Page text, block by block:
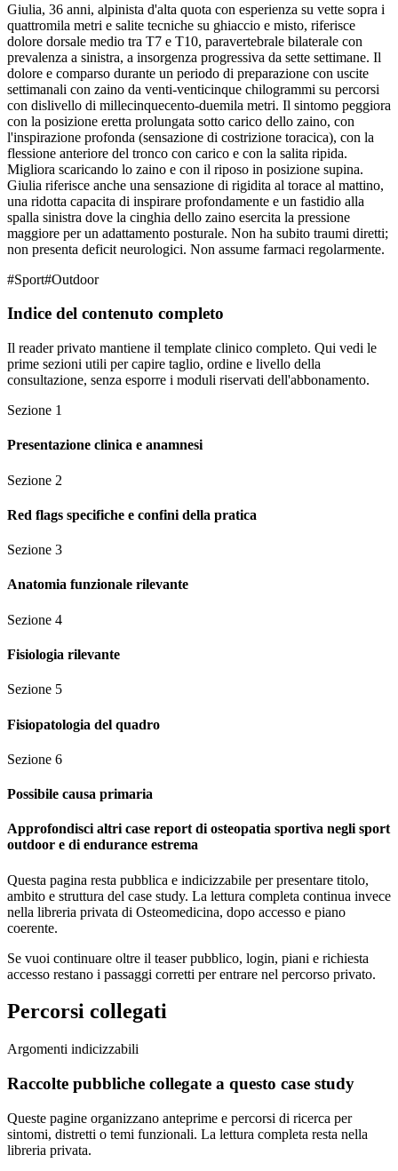
Giulia, 36 anni, alpinista d'alta quota con esperienza su vette sopra i
quattromila metri e salite tecniche su ghiaccio e misto, riferisce
dolore dorsale medio tra T7 e T10, paravertebrale bilaterale con
prevalenza a sinistra, a insorgenza progressiva da sette settimane. Il
dolore e comparso durante un periodo di preparazione con uscite
settimanali con zaino da venti-venticinque chilogrammi su percorsi
con dislivello di millecinquecento-duemila metri. Il sintomo peggiora
con la posizione eretta prolungata sotto carico dello zaino, con
l'inspirazione profonda (sensazione di costrizione toracica), con la
flessione anteriore del tronco con carico e con la salita ripida.
Migliora scaricando lo zaino e con il riposo in posizione supina.
Giulia riferisce anche una sensazione di rigidita al torace al mattino,
una ridotta capacita di inspirare profondamente e un fastidio alla
spalla sinistra dove la cinghia dello zaino esercita la pressione
maggiore per un adattamento posturale. Non ha subito traumi diretti;
non presenta deficit neurologici. Non assume farmaci regolarmente.
#Sport#Outdoor
Indice del contenuto completo
Il reader privato mantiene il template clinico completo. Qui vedi le
prime sezioni utili per capire taglio, ordine e livello della
consultazione, senza esporre i moduli riservati dell'abbonamento.
Sezione 1
Presentazione clinica e anamnesi
Sezione 2
Red flags specifiche e confini della pratica
Sezione 3
Anatomia funzionale rilevante
Sezione 4
Fisiologia rilevante
Sezione 5
Fisiopatologia del quadro
Sezione 6
Possibile causa primaria
Approfondisci altri case report di osteopatia sportiva negli sport
outdoor e di endurance estrema
Questa pagina resta pubblica e indicizzabile per presentare titolo,
ambito e struttura del case study. La lettura completa continua invece
nella libreria privata di Osteomedicina, dopo accesso e piano
coerente.
Se vuoi continuare oltre il teaser pubblico, login, piani e richiesta
accesso restano i passaggi corretti per entrare nel percorso privato.
Percorsi collegati
Argomenti indicizzabili
Raccolte pubbliche collegate a questo case study
Queste pagine organizzano anteprime e percorsi di ricerca per
sintomi, distretti o temi funzionali. La lettura completa resta nella
libreria privata.